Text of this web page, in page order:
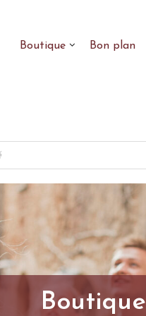
Boutique Bon plan
Boutique